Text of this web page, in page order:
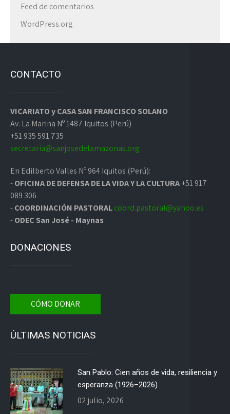
Feed de comentarios
WordPress.org
CONTACTO
VICARIATO y CASA SAN FRANCISCO SOLANO
Av. La Marina Nº 1487 Iquitos (Perú)
+51 935 591 735
secretaria@sanjosedelamazonas.org
En Edilberto Valles Nº 964 Iquitos (Perú):
-OFICINA DE DEFENSA DE LA VIDA Y LA CULTURA+51 917
089 306
-COORDINACIÓN PASTORALcoord.pastoral@yahoo.es
-ODEC San José - Maynas
DONACIONES
CÓMO DONAR
ÚLTIMAS NOTICIAS
San Pablo: Cien años de vida, resiliencia y
esperanza (1926–2026)
02 julio, 2026